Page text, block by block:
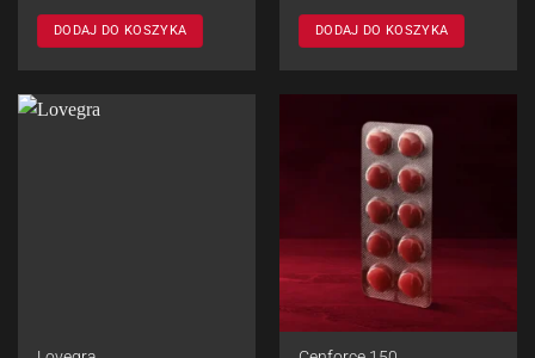
DODAJ DO KOSZYKA DODAJ DO KOSZYKA